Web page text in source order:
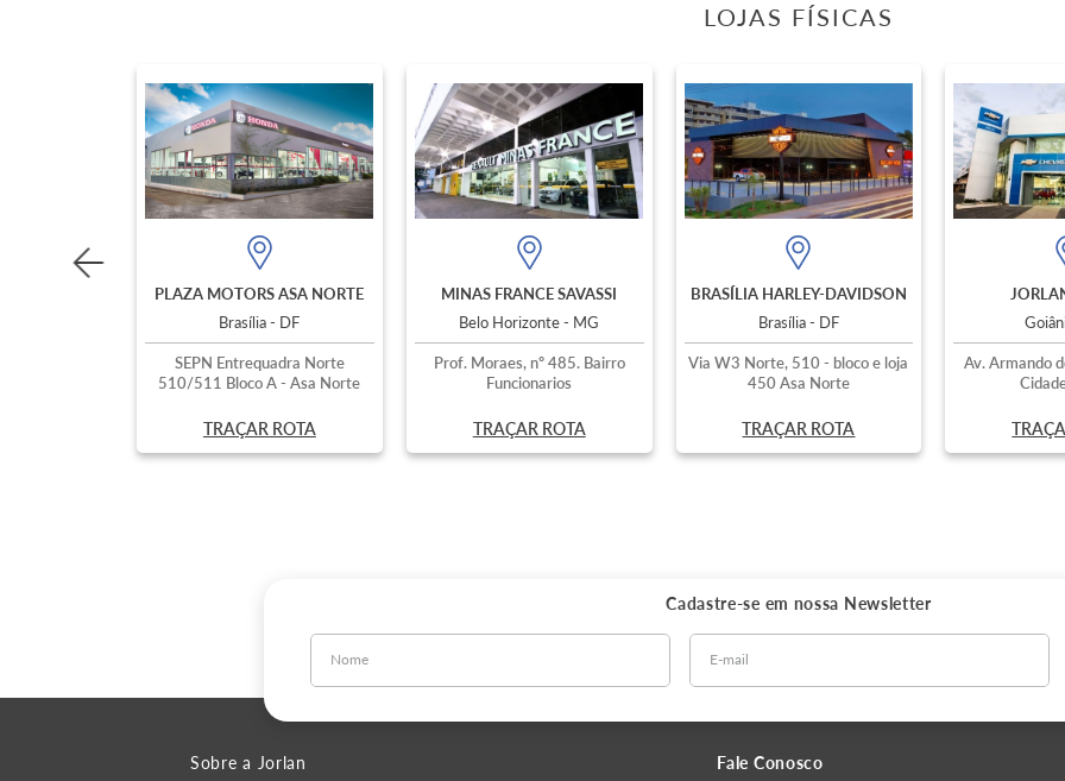
LOJAS FÍSICAS
PLAZA MOTORS ASA NORTE
Brasília - DF
SEPN Entrequadra Norte
510/511 Bloco A - Asa Norte
TRAÇAR ROTA
MINAS FRANCE SAVASSI
Belo Horizonte - MG
Prof. Moraes, nº 485. Bairro
Funcionarios
TRAÇAR ROTA
BRASÍLIA HARLEY-DAVIDSON
Brasília - DF
Via W3 Norte, 510 - bloco e loja
450 Asa Norte
TRAÇAR ROTA
Av. Armando
Cadastre-se em nossa Newsletter
Sobre a Jorlan Fale Conosco